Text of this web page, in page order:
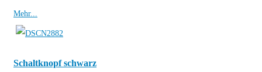
Mehr...
Schaltknopf schwarz